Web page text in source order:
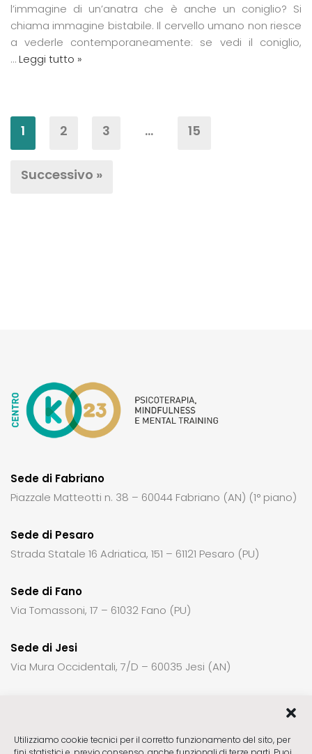
Utilizziamo cookie tecnici per il corretto funzionamento del sito, per
l’immagine di un’anatra che è anche un coniglio? Si
chiama immagine bistabile. Il cervello umano non riesce
a vederle contemporaneamente: se vedi il coniglio,
…Leggi tutto »
1 2 3 … 15
Successivo »
Sede di Fabriano
Piazzale Matteotti n. 38 – 60044 Fabriano (AN) (1° piano)
Sede di Pesaro
Strada Statale 16 Adriatica, 151 – 61121 Pesaro (PU)
Sede di Fano
Via Tomassoni, 17 – 61032 Fano (PU)
Sede di Jesi
Via Mura Occidentali, 7/D – 60035 Jesi (AN)